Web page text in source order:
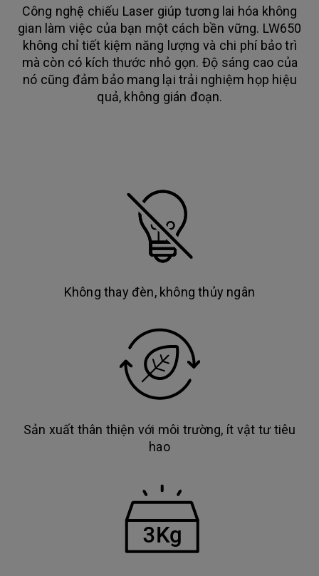
Công nghệ chiếu Laser giúp tương lai hóa không
gian làm việc của bạn một cách bền vững. LW650
không chỉ tiết kiệm năng lượng và chi phí bảo trì
mà còn có kích thước nhỏ gọn. Độ sáng cao của
nó cũng đảm bảo mang lại trải nghiệm họp hiệu
quả, không gián đoạn.
Không thay đèn, không thủy ngân
Sản xuất thân thiện với môi trường, ít vật tư tiêu
hao